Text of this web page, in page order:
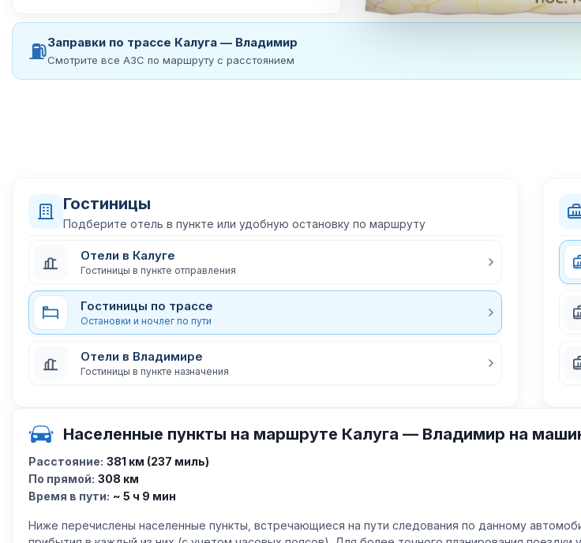
⛽Заправки по трассе Калуга — Владимир
Смотрите все АЗС по маршруту с расстоянием
Гостиницы
Подберите отель в пункте или удобную остановку по маршруту
Отели в Калуге
Гостиницы в пункте отправления
Гостиницы по трассе
Остановки и ночлег по пути
Отели в Владимире
Гостиницы в пункте назначения
Населенные пункты на маршруте Калуга — Владимир на
Расстояние: 381 км (237 миль)
По прямой: 308 км
Время в пути: ~ 5 ч 9 мин
Ниже перечислены населенные пункты, встречающиеся на пути следования по данному